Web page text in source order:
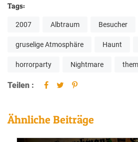
Tags:
2007 Albtraum Besucher
gruselige Atmosphäre Haunt
horrorparty Nightmare
Teilen :
Ähnliche Beiträge